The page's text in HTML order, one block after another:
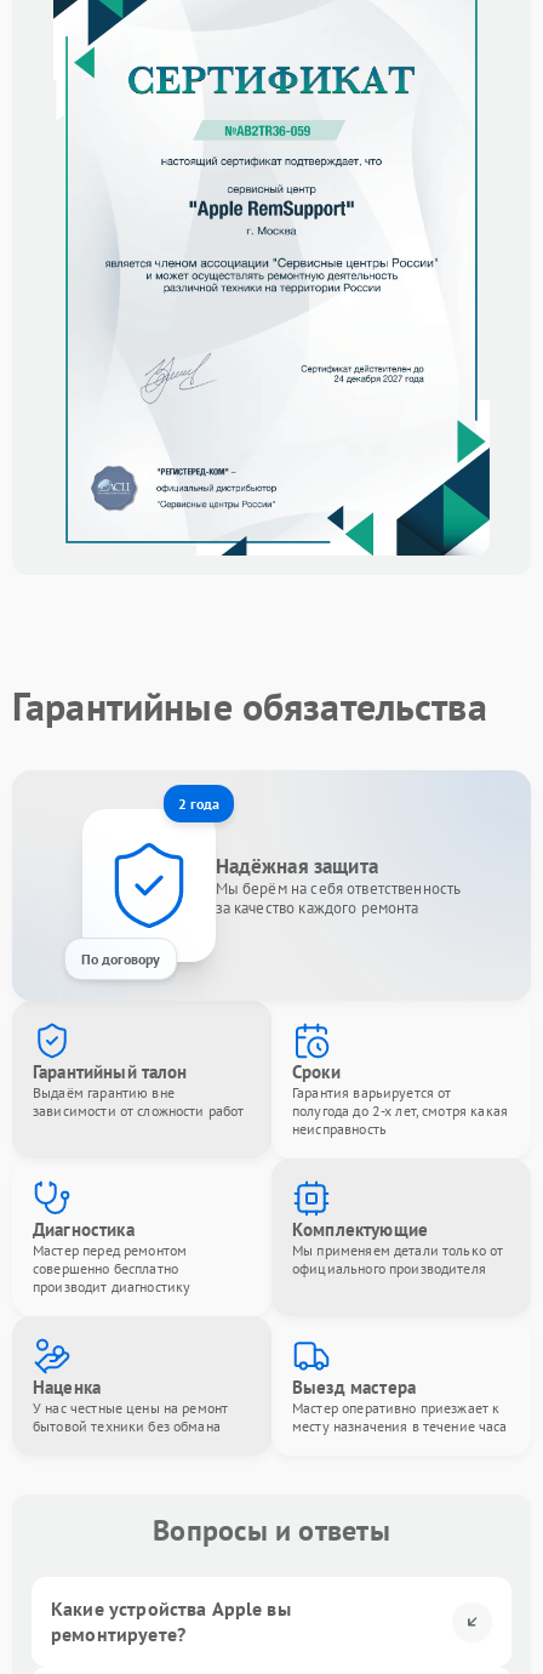
Гарантийные обязательства
2 года
По договору
Надёжная защита
Мы берём на себя ответственность
за качество каждого ремонта
Гарантийный талон
Выдаём гарантию вне
зависимости от сложности работ
Сроки
Гарантия варьируется от
полугода до 2-х лет, смотря какая
неисправность
Диагностика
Мастер перед ремонтом
совершенно бесплатно
производит диагностику
Комплектующие
Мы применяем детали только от
официального производителя
Наценка
У нас честные цены на ремонт
бытовой техники без обмана
Выезд мастера
Мастер оперативно приезжает к
месту назначения в течение часа
Вопросы и ответы
Какие устройства Apple вы
ремонтируете?